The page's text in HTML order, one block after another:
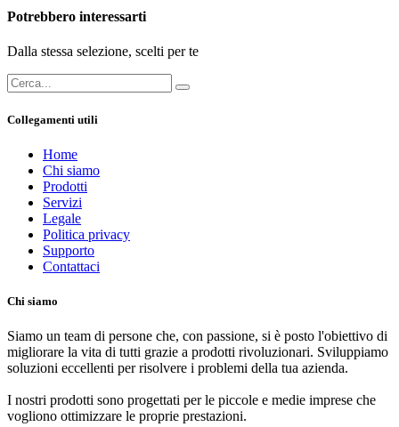
Potrebbero interessarti
Dalla stessa selezione, scelti per te
Collegamenti utili
Home
Chi siamo
Prodotti
Servizi
Legale
Politica privacy
Supporto
Contattaci
Chi siamo
Siamo un team di persone che, con passione, si è posto l'obiettivo di
migliorare la vita di tutti grazie a prodotti rivoluzionari. Sviluppiamo
soluzioni eccellenti per risolvere i problemi della tua azienda.
I nostri prodotti sono progettati per le piccole e medie imprese che
vogliono ottimizzare le proprie prestazioni.